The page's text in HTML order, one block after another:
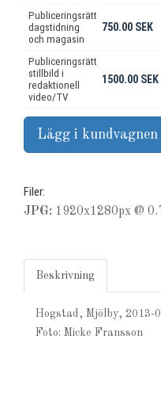
Publiceringsrätt
dagstidning
och magasin
750.00 SEK
Publiceringsrätt
stillbild i
redaktionell
video/TV
1500.00 SEK
Filer:
JPG: 1920x1280px @
Beskrivning
Hogstad, Mjölby, 2013-
Foto: Micke Fransson